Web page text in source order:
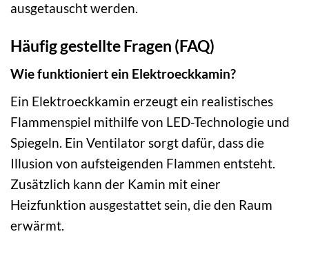
ausgetauscht werden.
Häufig gestellte Fragen (FAQ)
Wie funktioniert ein Elektroeckkamin?
Ein Elektroeckkamin erzeugt ein realistisches
Flammenspiel mithilfe von LED-Technologie und
Spiegeln. Ein Ventilator sorgt dafür, dass die
Illusion von aufsteigenden Flammen entsteht.
Zusätzlich kann der Kamin mit einer
Heizfunktion ausgestattet sein, die den Raum
erwärmt.